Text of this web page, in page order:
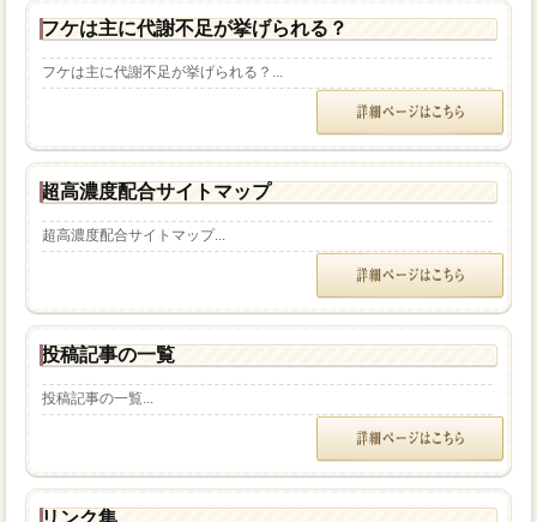
フケは主に代謝不足が挙げられる？
フケは主に代謝不足が挙げられる？...
超高濃度配合サイトマップ
超高濃度配合サイトマップ...
投稿記事の一覧
投稿記事の一覧...